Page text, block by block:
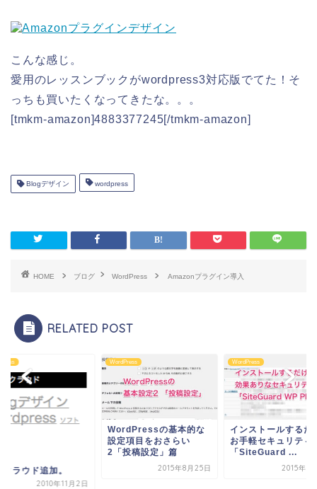
こんな感じ。
愛用のレッスンブックがwordpress3対応版でてた！そ
っちも買いたくなってきたな。。。
[tmkm-amazon]4883377245[/tmkm-amazon]
Blogデザイン wordpress
HOME ブログ WordPress Amazonプラグイン導入
RELATED POST
クラウド追加。
2010年11月2日
WordPress
WordPressの基本的な
設定項目をおさらい
2「投稿設定」篇
2015年8月25日
WordPress
インストールするだ
お手軽セキュリティ
「SiteGuard ...
2015年7